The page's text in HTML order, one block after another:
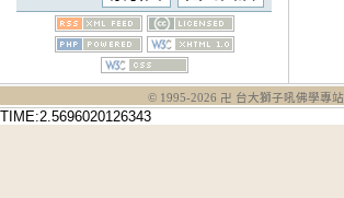
© 1995-2026 卍 台大獅子吼佛學專站
TIME:2.5696020126343